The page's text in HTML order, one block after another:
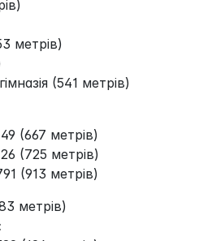
метрів)
(541 метрів)
(667 метрів)
(725 метрів)
(913 метрів)
метрів)